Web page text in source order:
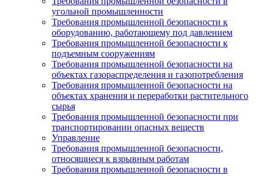
угольной промышленности
Требования промышленной безопасности к
оборудованию, работающему под давлением
Требования промышленной безопасности к
подъемным сооружениям
Требования промышленной безопасности на
объектах газораспределения и газопотребления
Требования промышленной безопасности на
объектах хранения и переработки растительного
сырья
Требования промышленной безопасности при
транспортировании опасных веществ
Управление
Требования промышленной безопасности,
относящиеся к взрывным работам
Требования промышленной безопасности в